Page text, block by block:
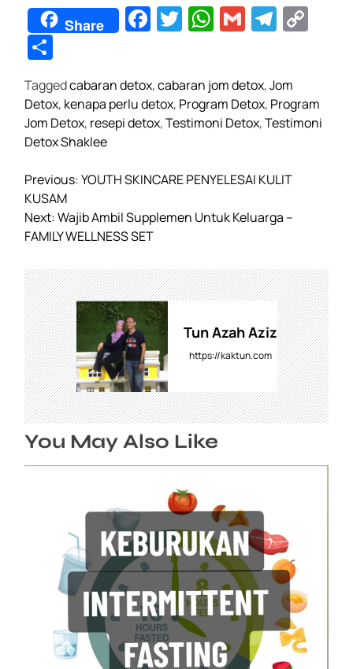
Share F
e
b
o
k
T
er
W
s
A
p
G T
gr
a
y
Li
h
ar
e
Taggedcabaran detox,cabaran jom detox,Jom
Detox, kenapa perlu detox, Program Detox, Program
Jom Detox, resepi detox,Testimoni Detox,Testimoni
Detox Shaklee
P
o
s
t
a
v
i
g
a
t
i
o
n
Previous:YOUTH SKINCARE PENYELESAI KULIT
KUSAM
Next:Wajib Ambil Supplemen Untuk Keluarga –
FAMILY WELLNESS SET
Tun Azah Aziz
https://kaktun.com
You May Also Like
Keburukan Intermittent Fasting (IF) Yang
Ramai Tidak Tahu
21 March, 2023